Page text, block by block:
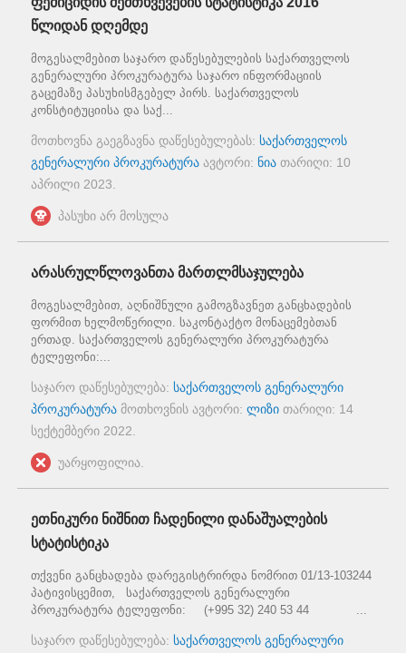
წლიდან დღემდე
მოგესალმებით საჯარო დაწესებულების საქართველოს
გენერალური პროკურატურა საჯარო ინფორმაციის
გაცემაზე პასუხისმგებელ პირს. საქართველოს
კონსტიტუციისა და საქ...
მოთხოვნა გაეგზავნა დაწესებულებას: საქართველოს
გენერალური პროკურატურა ავტორი: ნია თარიღი: 10
აპრილი 2023
პასუხი არ მოსულა
არასრულწლოვანთა მართლმსაჯულება
მოგესალმებით, აღნიშნული გამოგზავნეთ განცხადების
ფორმით ხელმოწერილი. საკონტაქტო მონაცემებთან
ერთად. საქართველოს გენერალური პროკურატურა
ტელეფონი:...
საჯარო დაწესებულება: საქართველოს გენერალური
პროკურატურა მოთხოვნის ავტორი: ლიზი თარიღი: 14
სექტემბერი 2022
უარყოფილია.
ეთნიკური ნიშნით ჩადენილი დანაშუალების
სტატისტიკა
თქვენი განცხადება დარეგისტრირდა ნომრით 01/13-103244
პატივისცემით, საქართველოს გენერალური
პროკურატურა ტელეფონი: (+995 32) 240 53 44 ...
საჯარო დაწესებულება: საქართველოს გენერალური